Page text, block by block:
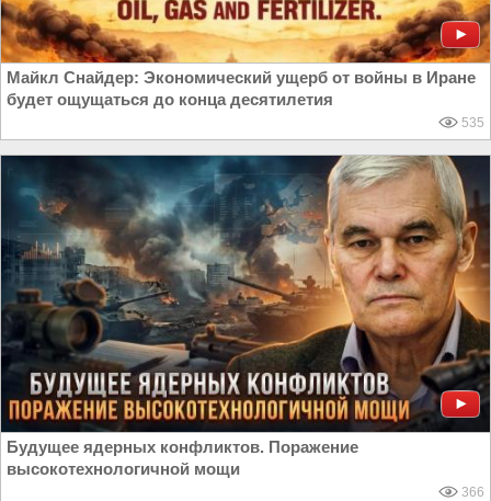
Майкл Снайдер: Экономический ущерб от войны в Иране
будет ощущаться до конца десятилетия
535
Будущее ядерных конфликтов. Поражение
высокотехнологичной мощи
366